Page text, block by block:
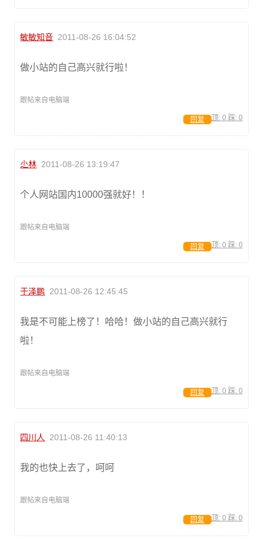
敏敏知音 2011-08-26 16:04:52
做小站的自己高兴就行啦！
跟帖来自电脑端
顶: 0 踩: 0
回复
尐林 2011-08-26 13:19:47
个人网站国内10000强就好！！
跟帖来自电脑端
顶: 0 踩: 0
回复
于泽鹏 2011-08-26 12:45:45
我是不可能上榜了！哈哈！做小站的自己高兴就行
啦！
跟帖来自电脑端
顶: 0 踩: 0
回复
四川人 2011-08-26 11:40:13
我的也快上去了，呵呵
跟帖来自电脑端
顶: 0 踩: 0
回复